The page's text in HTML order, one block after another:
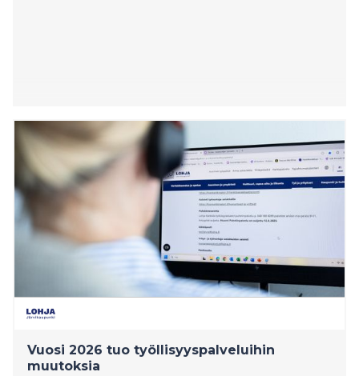
Vuosi 2026 tuo työllisyyspalveluihin
muutoksia